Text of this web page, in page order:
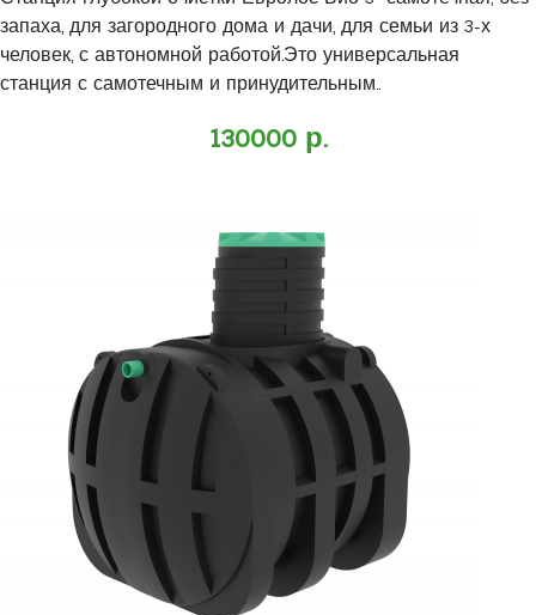
запаха, для загородного дома и дачи, для семьи из 3-х
человек, с автономной работой.Это универсальная
станция с самотечным и принудительным..
130000 р.